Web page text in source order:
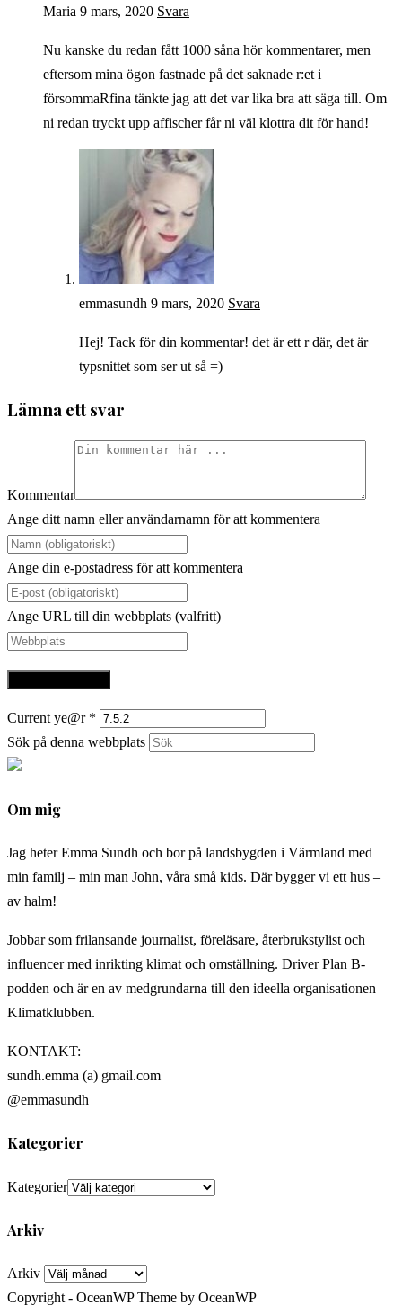
Maria 9 mars, 2020 Svara
Nu kanske du redan fått 1000 såna hör kommentarer, men
eftersom mina ögon fastnade på det saknade r:et i
försommaRfina tänkte jag att det var lika bra att säga till. Om
ni redan tryckt upp affischer får ni väl klottra dit för hand!
emmasundh 9 mars, 2020 Svara
Hej! Tack för din kommentar! det är ett r där, det är
typsnittet som ser ut så =)
Lämna ett svar
Kommentar
Ange ditt namn eller användarnamn för att kommentera
Ange din e-postadress för att kommentera
Ange URL till din webbplats (valfritt)
Current ye@r *
Sök på denna webbplats
Om mig
Jag heter Emma Sundh och bor på landsbygden i Värmland med
min familj – min man John, våra små kids. Där bygger vi ett hus –
av halm!
Jobbar som frilansande journalist, föreläsare, återbrukstylist och
influencer med inrikting klimat och omställning. Driver Plan B-
podden och är en av medgrundarna till den ideella organisationen
Klimatklubben.
KONTAKT:
sundh.emma (a) gmail.com
@emmasundh
Kategorier
Kategorier
Arkiv
Arkiv
Copyright - OceanWP Theme by OceanWP